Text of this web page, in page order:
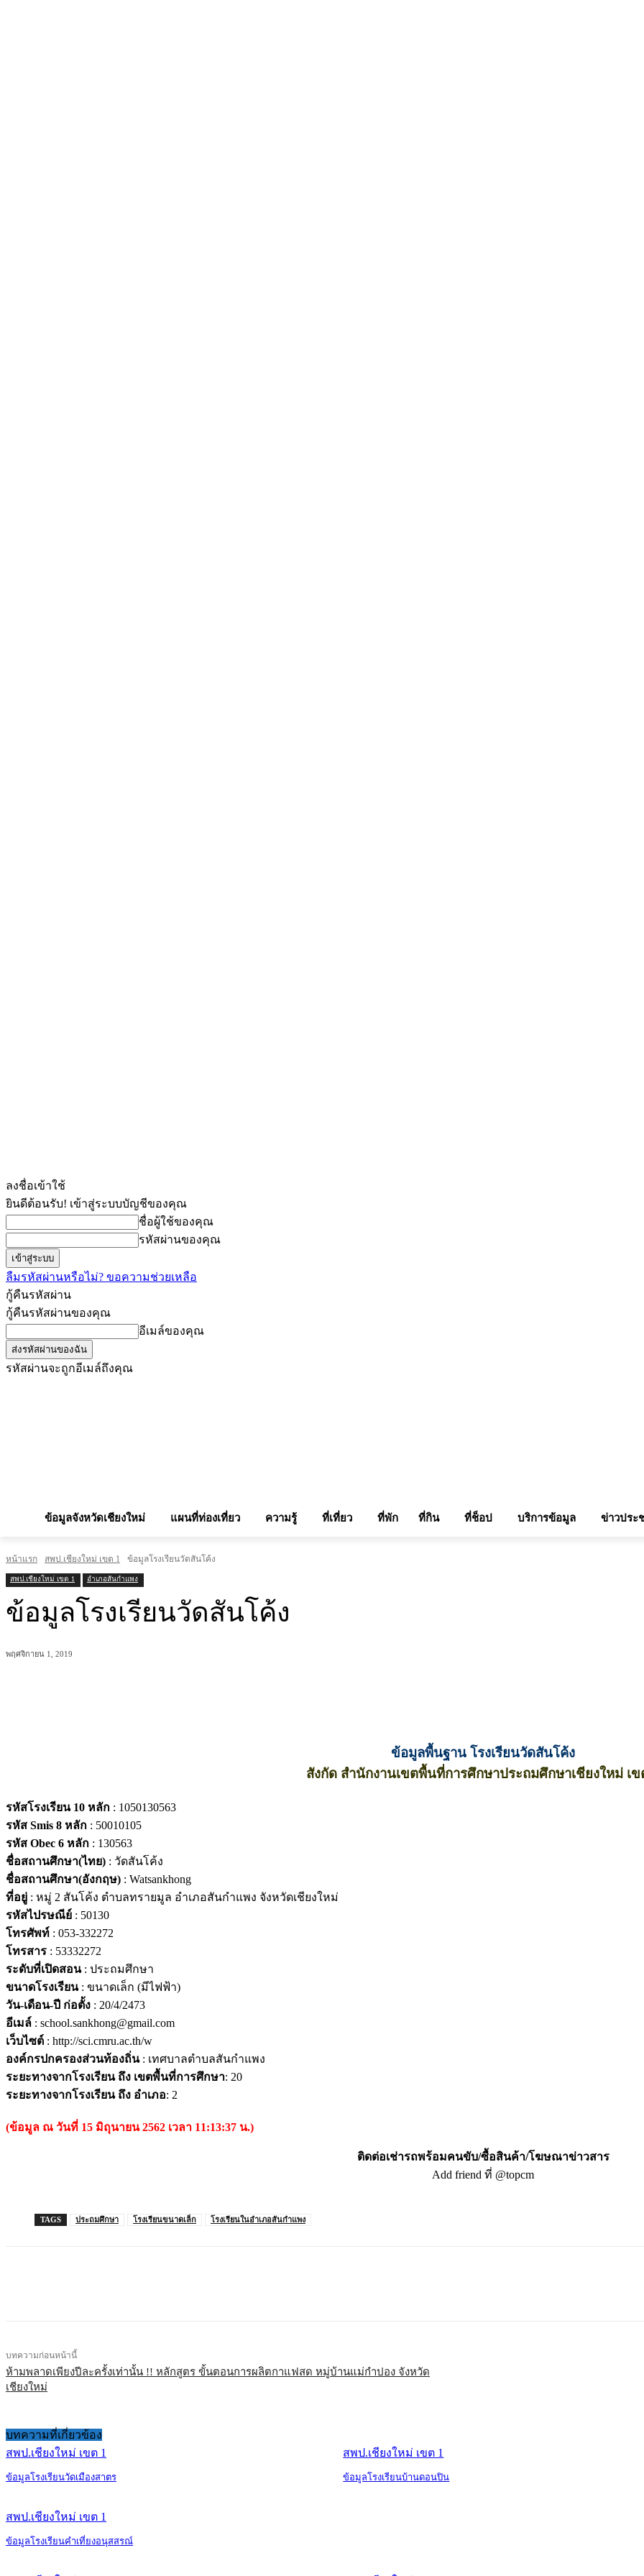
ลงชื่อเข้าใช้
ยินดีต้อนรับ! เข้าสู่ระบบบัญชีของคุณ
ชื่อผู้ใช้ของคุณ
รหัสผ่านของคุณ
ลืมรหัสผ่านหรือไม่? ขอความช่วยเหลือ
กู้คืนรหัสผ่าน
กู้คืนรหัสผ่านของคุณ
อีเมล์ของคุณ
รหัสผ่านจะถูกอีเมล์ถึงคุณ
ข้อมูลจังหวัดเชียงใหม่ แผนที่ท่องเที่ยว ความรู้ ที่เที่ยว ที่พัก ที่กิน ที่ช็อป บริการข้อมูล ข่าวประ
หน้าแรก สพป.เชียงใหม่ เขต 1 ข้อมูลโรงเรียนวัดสันโค้ง
สพป.เชียงใหม่ เขต 1 อำเภอสันกำแพง
ข้อมูลโรงเรียนวัดสันโค้ง
พฤศจิกายน 1, 2019
ข้อมูลพื้นฐาน โรงเรียนวัดสันโค้ง
สังกัด สำนักงานเขตพื้นที่การศึกษาประถมศึกษาเชียงใหม่ เข
รหัสโรงเรียน 10 หลัก : 1050130563
รหัส Smis 8 หลัก : 50010105
รหัส Obec 6 หลัก : 130563
ชื่อสถานศึกษา(ไทย) : วัดสันโค้ง
ชื่อสถานศึกษา(อังกฤษ) : Watsankhong
ที่อยู่ : หมู่ 2 สันโค้ง ตำบลทรายมูล อำเภอสันกำแพง จังหวัดเชียงใหม่
รหัสไปรษณีย์ : 50130
โทรศัพท์ : 053-332272
โทรสาร : 53332272
ระดับที่เปิดสอน: ประถมศึกษา
ขนาดโรงเรียน: ขนาดเล็ก (มีไฟฟ้า)
วัน-เดือน-ปี ก่อตั้ง : 20/4/2473
อีเมล์ : school.sankhong@gmail.com
เว็บไซต์ : http://sci.cmru.ac.th/w
องค์กรปกครองส่วนท้องถิ่น: เทศบาลตำบลสันกำแพง
ระยะทางจากโรงเรียน ถึง เขตพื้นที่การศึกษา: 20
ระยะทางจากโรงเรียน ถึง อำเภอ: 2
(ข้อมูล ณ วันที่ 15 มิถุนายน 2562 เวลา 11:13:37 น.)
ติดต่อเช่ารถพร้อมคนขับ/ซื้อสินค้า/โฆษณาข่าวสาร
Add friend ที่ @topcm
TAGS ประถมศึกษา โรงเรียนขนาดเล็ก โรงเรียนในอำเภอสันกำแพง
บทความก่อนหน้านี้
ห้ามพลาดเพียงปีละครั้งเท่านั้น !! หลักสูตร ขั้นตอนการผลิตกาแฟสด หมู่บ้านแม่กำปอง จังหวัด
เชียงใหม่
บทความที่เกี่ยวข้อง
สพป.เชียงใหม่ เขต 1
ข้อมูลโรงเรียนวัดเมืองสาตร
สพป.เชียงใหม่ เขต 1
ข้อมูลโรงเรียนบ้านดอนปิน
สพป.เชียงใหม่ เขต 1
ข้อมูลโรงเรียนคำเที่ยงอนุสสรณ์